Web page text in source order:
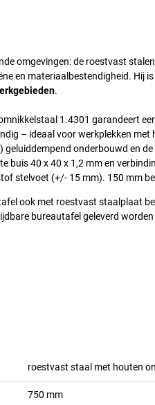
omgevingen: de roestvast
en materiaalbestendigheid. Hij
.
1.4301 garandeert
– ideaal voor werkplekken
onderbouwd en
buis 40 x 40 x 1,2 mm en
stelvoet (+/- 15 mm). 150 mm
ook met roestvast staalplaat
bureautafel geleverd
roestvast staal met houten
750 mm